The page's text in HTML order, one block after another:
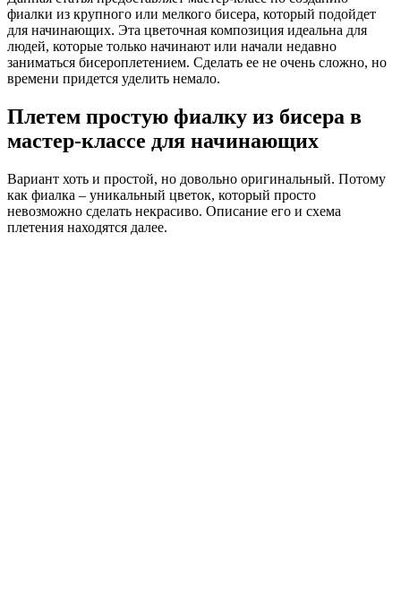
фиалки из крупного или мелкого бисера, который подойдет
для начинающих. Эта цветочная композиция идеальна для
людей, которые только начинают или начали недавно
заниматься бисероплетением. Сделать ее не очень сложно, но
времени придется уделить немало.
Плетем простую фиалку из бисера в
мастер-классе для начинающих
Вариант хоть и простой, но довольно оригинальный. Потому
как фиалка – уникальный цветок, который просто
невозможно сделать некрасиво. Описание его и схема
плетения находятся далее.